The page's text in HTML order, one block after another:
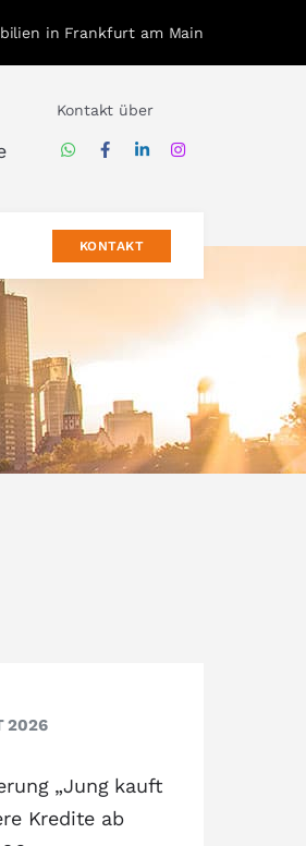
in Frankfurt am Main
Kontakt über
KONTAKT
2026
„Jung kauft
Kredite ab